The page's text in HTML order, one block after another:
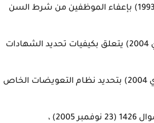
وعلى المرسوم رقم 231-92-2 الصادر في 7 ذي القعدة 1413 (29 أبريل 1993) بإعفاء الموظفين من شرط السن
وعلى المرسوم رقم 23-04-2 الصادر في 14 من ربيع الأول 1425 (4 ماي 2004) يتعلق بكيفيات تحديد الشهادات
وعلى المرسوم رقم 75-04-2 الصادر في 14 من ربيع الأول 1425 (4 ماي 2004) بتحديد نظام التعويضات الخاص